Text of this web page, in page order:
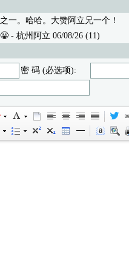
一。哈哈。大赞阿立兄一个！
- 杭州阿立 06/08/26 (11)
密 码 (必选项):